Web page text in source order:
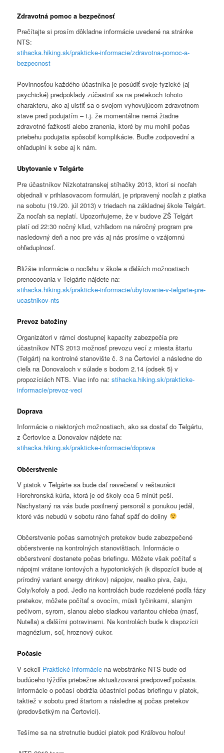
Zdravotná pomoc a bezpečnosť
Prečítajte si prosím dôkladne informácie uvedené na stránke
NTS:
stihacka.hiking.sk/prakticke-informacie/zdravotna-pomoc-a-
bezpecnost
Povinnosťou každého účastníka je posúdiť svoje fyzické (aj
psychické) predpoklady zúčastniť sa na pretekoch tohoto
charakteru, ako aj uistiť sa o svojom vyhovujúcom zdravotnom
stave pred podujatím – t.j. že momentálne nemá žiadne
zdravotné ťažkosti alebo zranenia, ktoré by mu mohli počas
priebehu podujatia spôsobiť komplikácie. Buďte zodpovední a
ohľaduplní k sebe aj k nám.
Ubytovanie v Telgárte
Pre účastníkov Nízkotatranskej stíhačky 2013, ktorí si nocľah
objednali v prihlasovacom formulári, je pripravený nocľah z piatka
na sobotu (19./20. júl 2013) v triedach na základnej škole Telgárt.
Za nocľah sa neplatí. Upozorňujeme, že v budove ZŠ Telgárt
platí od 22:30 nočný kľud, vzhľadom na náročný program pre
nasledovný deň a noc pre vás aj nás prosíme o vzájomnú
ohľaduplnosť.
Bližšie informácie o nocľahu v škole a ďalších možnostiach
prenocovania v Telgárte nájdete na:
stihacka.hiking.sk/prakticke-informacie/ubytovanie-v-telgarte-pre-
ucastnikov-nts
Prevoz batožiny
Organizátori v rámci dostupnej kapacity zabezpečia pre
účastníkov NTS 2013 možnosť prevozu vecí z miesta štartu
(Telgárt) na kontrolné stanovište č. 3 na Čertovici a následne do
cieľa na Donovaloch v súlade s bodom 2.14 (odsek 5) v
propozíciách NTS. Viac info na:stihacka.hiking.sk/prakticke-
informacie/prevoz-veci
Doprava
Informácie o niektorých možnostiach, ako sa dostať do Telgártu,
z Čertovice a Donovalov nájdete na:
stihacka.hiking.sk/prakticke-informacie/doprava
Občerstvenie
V piatok v Telgárte sa bude dať navečerať v reštaurácii
Horehronská kúria, ktorá je od školy cca 5 minút peši.
Nachystaný na vás bude posilnený personál s ponukou jedál,
ktoré vás nebudú v sobotu ráno ťahať späť do doliny
Občerstvenie počas samotných pretekov bude zabezpečené
občerstvenie na kontrolných stanovištiach. Informácie o
občerstvení dostanete počas briefingu. Môžete však počítať s
nápojmi vrátane iontových a hypotonických (k dispozícii bude aj
prírodný variant energy drinkov) nápojov, nealko piva, čaju,
Coly/kofoly a pod. Jedlo na kontrolách bude rozdelené podľa fázy
pretekov, môžete počítať s ovocím, müsli tyčinkami, slaným
pečivom, syrom, slanou alebo sladkou variantou chleba (masť,
Nutella) a ďalšími potravinami. Na kontrolách bude k dispozícii
magnézium, soľ, hroznový cukor.
Počasie
V sekcii Praktické informácie na webstránke NTS bude od
budúceho týždňa priebežne aktualizovaná predpoveď počasia.
Informácie o počasí obdržia účastníci počas briefingu v piatok,
taktiež v sobotu pred štartom a následne aj počas pretekov
(predovšetkým na Čertovici).
Tešíme sa na stretnutie budúci piatok pod Kráľovou hoľou!